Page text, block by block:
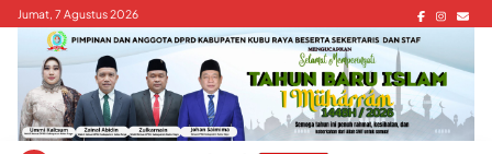
Skip
content
Jumat, 7 Agustus 2026